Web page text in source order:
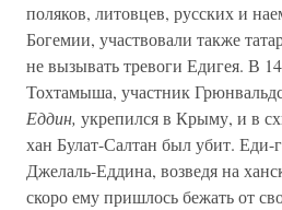
поляков, литовцев, русских и
Богемии, участвовали также
не вызывать тревоги Едигея. В
Тохтамыша, участник
Еддин, укрепился в Крыму, и в
хан Булат-Салтан был убит. Еди-
Джелаль-Еддина, возведя на
скоро ему пришлось бежать от